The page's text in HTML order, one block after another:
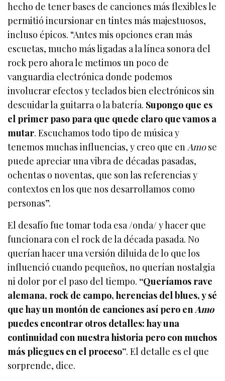
hecho de tener bases de canciones más flexibles le
permitió incursionar en tintes más majestuosos,
incluso épicos. “Antes mis opciones eran más
escuetas, mucho más ligadas a la línea sonora del
rock pero ahora le metimos un poco de
vanguardia electrónica donde podemos
involucrar efectos y teclados bien electrónicos sin
descuidar la guitarra o la batería. Supongo que es
el primer paso para que quede claro que vamos a
mutar. Escuchamos todo tipo de música y
tenemos muchas influencias, y creo que enAmose
puede apreciar una vibra de décadas pasadas,
ochentas o noventas, que son las referencias y
contextos en los que nos desarrollamos como
personas”.
El desafío fue tomar toda esa /onda/ y hacer que
funcionara con el rock de la década pasada. No
querían hacer una versión diluida de lo que los
influenció cuando pequeños, no querían nostalgia
ni dolor por el paso del tiempo. “Queríamos rave
alemana, rock de campo, herencias del blues, y sé
que hay un montón de canciones así pero enAmo
puedes encontrar otros detalles: hay una
continuidad con nuestra historia pero con muchos
más pliegues en el proceso”. El detalle es el que
sorprende, dice.